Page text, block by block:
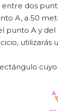
dos
A, a 50
punto A y
utilizarás
cuyo